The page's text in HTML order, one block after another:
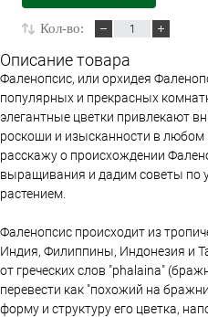
Кол-во:
Описание товара
Фаленопсис, или орхидея
популярных и прекрасных
элегантные цветки привлекают
роскоши и изысканности в любом
расскажу о происхождении
выращивания и дадим советы по
растением.
Фаленопсис происходит из
Индия, Филиппины, Индонезия и
от греческих слов "phalaina"
перевести как "похожий на
форму и структуру его цветка,